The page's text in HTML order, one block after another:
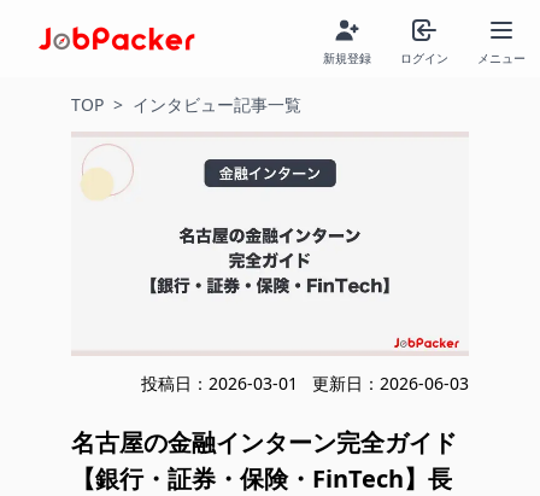
新規登録 ログイン メニュー
TOP > インタビュー記事一覧
投稿日： 2026-03-01 更新日： 2026-06-03
名古屋の金融インターン完全ガイド
【銀行・証券・保険・FinTech】長